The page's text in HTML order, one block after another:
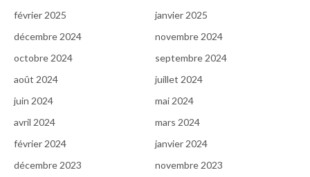
février 2025
janvier 2025
décembre 2024
novembre 2024
octobre 2024
septembre 2024
août 2024
juillet 2024
juin 2024
mai 2024
avril 2024
mars 2024
février 2024
janvier 2024
décembre 2023
novembre 2023